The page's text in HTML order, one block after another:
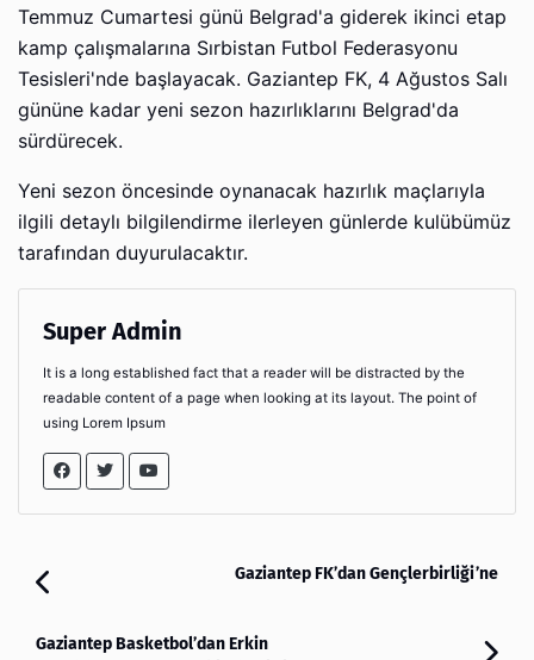
Temmuz Cumartesi günü Belgrad'a giderek ikinci etap
kamp çalışmalarına Sırbistan Futbol Federasyonu
Tesisleri'nde başlayacak. Gaziantep FK, 4 Ağustos Salı
gününe kadar yeni sezon hazırlıklarını Belgrad'da
sürdürecek.
Yeni sezon öncesinde oynanacak hazırlık maçlarıyla
ilgili detaylı bilgilendirme ilerleyen günlerde kulübümüz
tarafından duyurulacaktır.
Super Admin
It is a long established fact that a reader will be distracted by the
readable content of a page when looking at its layout. The point of
using Lorem Ipsum
Gaziantep FK’dan Gençlerbirliği’ne
Gaziantep Basketbol’dan Erkin